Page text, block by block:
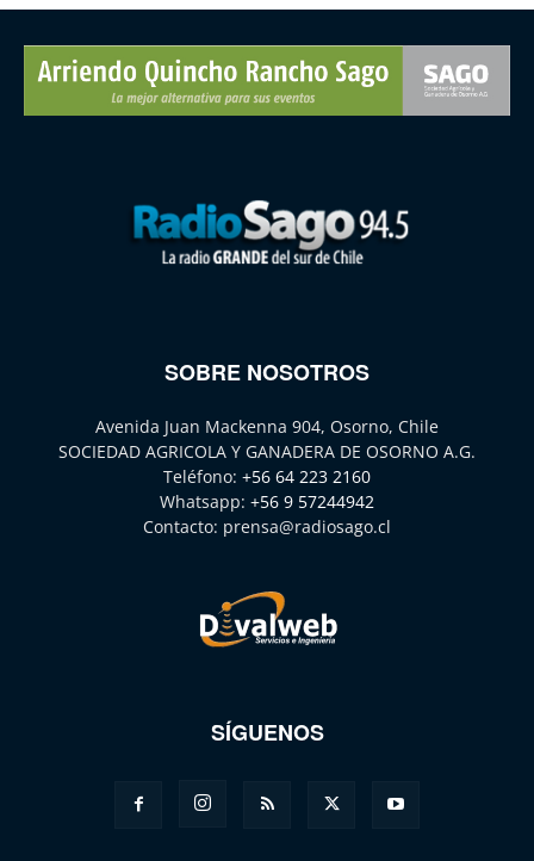
SOBRE NOSOTROS
Avenida Juan Mackenna 904, Osorno, Chile
SOCIEDAD AGRICOLA Y GANADERA DE OSORNO A.G.
Teléfono: +56 64 223 2160
Whatsapp: +56 9 57244942
Contacto: prensa@radiosago.cl
SÍGUENOS